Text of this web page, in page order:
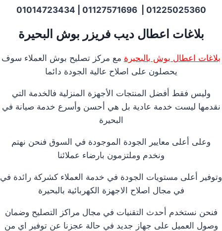
01225025360 | 01127571696 | 01014723434
بلاغات اعطال ديب فريزر بوش البحيرة
بلاغات اعطال بوش بالبحيرة مع مركز تصليح بوش العملاء سوف
يحصلون على اصلاح عالية الجودة دائما
وليس فقط أفضل المنتجات الأجهزة المنزلية فالخدمة التي
نقدمها ليست خدمة عادية بل هي أحسن وأسرع خدمة صيانة في
البحيرة
وعلى أعلى معايير الجودة الموجودة في السوق فنحن نهتم
ونخدم وملتزمون بارضاء عملائنا
وتوفير أعلى مستويات الجودة في خدمة العملاء كشركة رائدة في
في مجال اصلاح الاجهزة الكهربائية بالبحيرة
فنحن نستخدم أحدث التقنيات في مجال مراكز التصليح وضمان
وصول العميل على جهاز جديد في حالة عجزنا عن توفير اي من